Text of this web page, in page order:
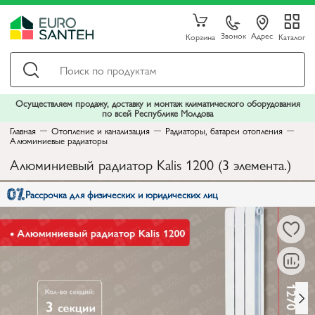
Корзина Звонок Адрес Каталог
Осуществляем продажу, доставку и монтаж климатического оборудования
по всей Республике Молдова
Главная
Отопление и канализация Радиаторы, батареи отопления
Алюминиевые радиаторы
Алюминиевый радиатор Kalis 1200 (3 элемента.)
Рассрочка для физических и юридических лиц